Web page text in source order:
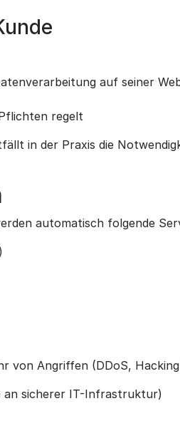
auf seiner
regelt
in der Praxis die
automatisch folgende
von Angriffen (DDoS,
an sicherer IT-Infrastruktur)